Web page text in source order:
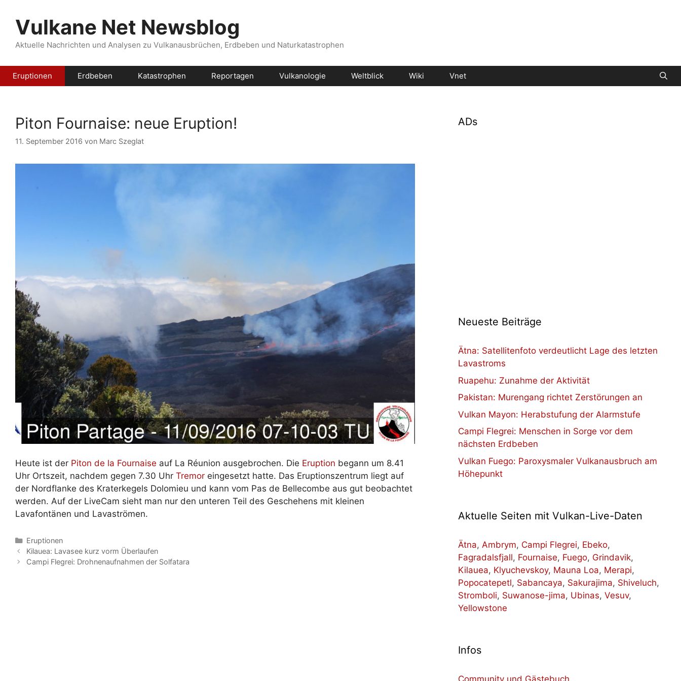
Inhalt
springenVulkane Net Newsblog
Aktuelle Nachrichten und Analysen zu Vulkanausbrüchen, Erdbeben und Naturkatastrophen
Eruptionen Erdbeben Katastrophen Reportagen Vulkanologie Weltblick Wiki Vnet
Piton Fournaise: neue Eruption!
11. September 2016 von Marc Szeglat
Heute ist der Piton de la Fournaise auf La Réunion ausgebrochen. Die Eruption begann um 8.41
Uhr Ortszeit, nachdem gegen 7.30 Uhr Tremor eingesetzt hatte. Das Eruptionszentrum liegt auf
der Nordflanke des Kraterkegels Dolomieu und kann vom Pas de Bellecombe aus gut beobachtet
werden. Auf der LiveCam sieht man nur den unteren Teil des Geschehens mit kleinen
Lavafontänen und Lavaströmen.
Kategorien
Eruptionen
Kilauea: Lavasee kurz vorm Überlaufen
Campi Flegrei: Drohnenaufnahmen der Solfatara
ADs
Neueste Beiträge
Ätna: Satellitenfoto verdeutlicht Lage des letzten
Lavastroms
Ruapehu: Zunahme der Aktivität
Pakistan: Murengang richtet Zerstörungen an
Vulkan Mayon: Herabstufung der Alarmstufe
Campi Flegrei: Menschen in Sorge vor dem
nächsten Erdbeben
Vulkan Fuego: Paroxysmaler Vulkanausbruch am
Höhepunkt
Aktuelle Seiten mit Vulkan-Live-Daten
Ätna, Ambrym, Campi Flegrei, Ebeko,
Fagradalsfjall, Fournaise, Fuego, Grindavik,
Kilauea, Klyuchevskoy, Mauna Loa, Merapi,
Popocatepetl, Sabancaya, Sakurajima, Shiveluch,
Stromboli, Suwanose-jima, Ubinas, Vesuv,
Yellowstone
Infos
Community und Gästebuch